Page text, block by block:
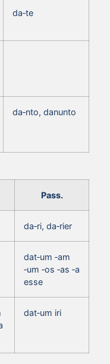
da‑te
da‑nto, danunto
Pass.
da‑ri, da‑rier
dat‑um ‑am
‑um ‑os ‑as ‑a
esse
dat‑um iri